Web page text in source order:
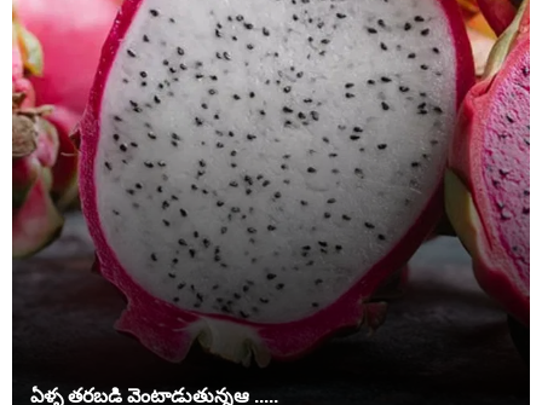
ఏళ్ళ తరబడి వెంటాడుతున్నఆ .....